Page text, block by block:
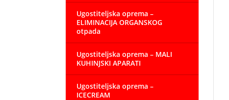
Ugostiteljska oprema –
ELIMINACIJA ORGANSKOG
otpada
Ugostiteljska oprema – MALI
KUHINJSKI APARATI
Ugostiteljska oprema –
ICECREAM